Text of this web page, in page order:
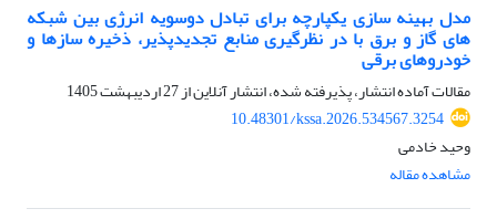
مدل بهینه سازی یکپارچه برای تبادل دوسویه انرژی بین شبکه
های گاز و برق با در نظرگیری منابع تجدیدپذیر، ذخیره سازها و
خودروهای برقی
مقالات آماده انتشار، پذیرفته شده، انتشار آنلاین از27 اردیبهشت 1405
10.48301/kssa.2026.534567.3254
وحید خادمی
مشاهده مقاله